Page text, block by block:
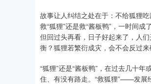
故事让人纠结之处在于：不给狐狸
救“狐狸”还是救“酱板鸭”，一时间
但回过头再看，日子好起来了，人
衡？狐狸若繁衍成灾，会不会反过
“狐狸”还是“酱板鸭”，在过去几十
住、有没有路走。“救狐狸”——发展